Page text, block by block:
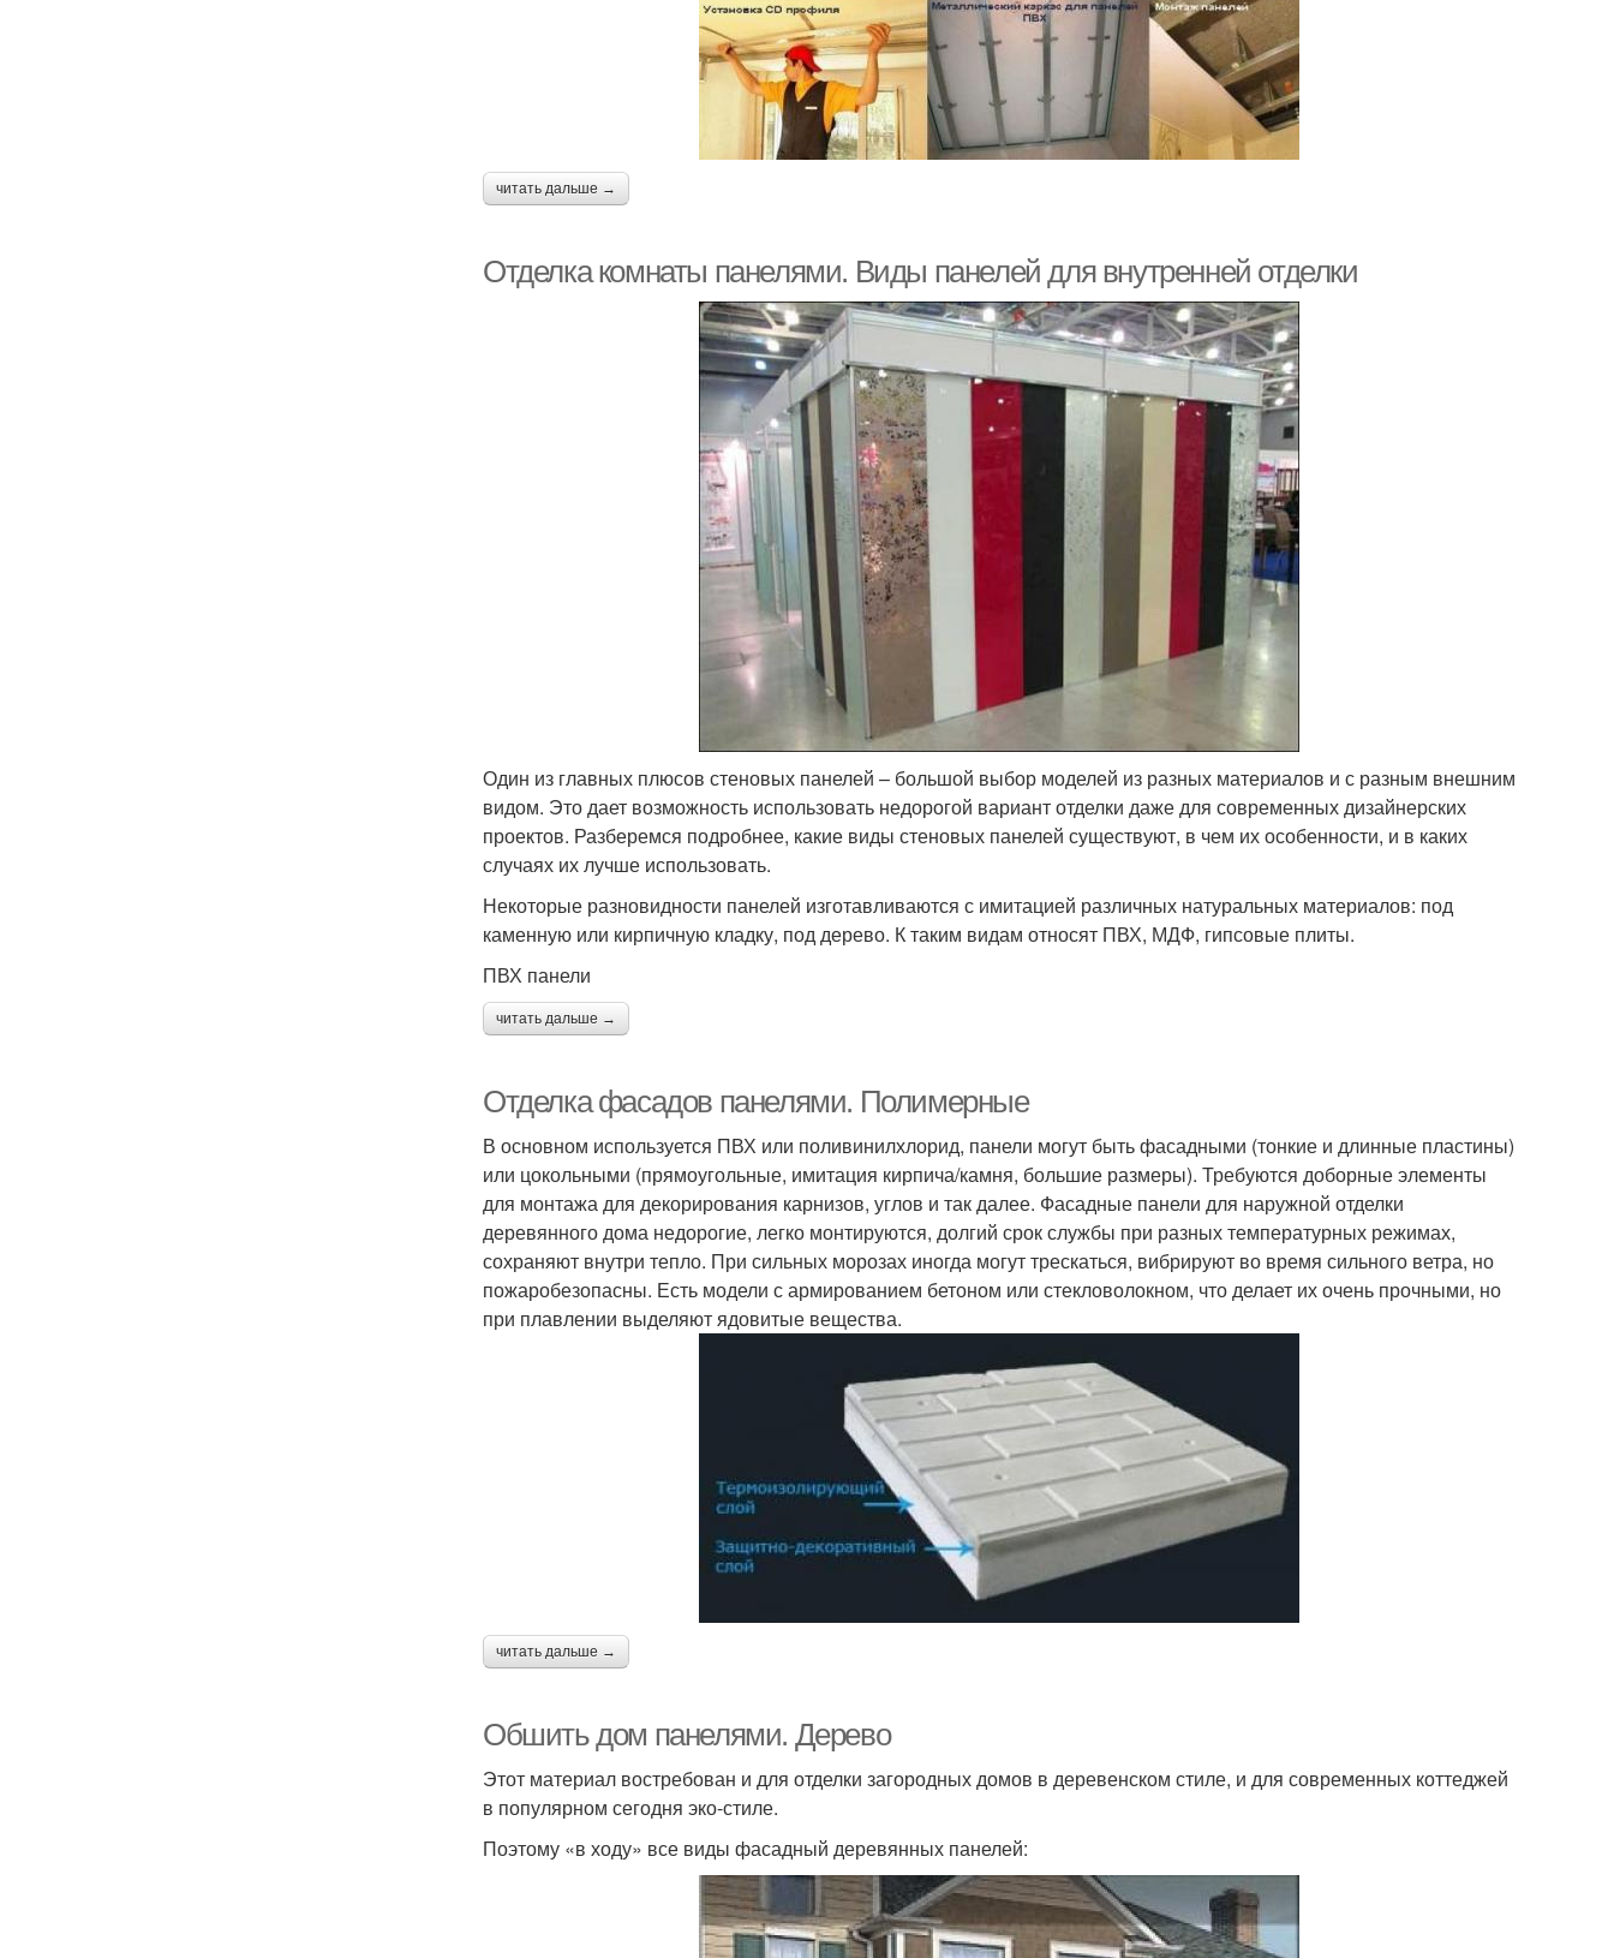
читать дальше →
Отделка комнаты панелями. Виды панелей для внутренней отделки
Один из главных плюсов стеновых панелей – большой выбор моделей из разных материалов и с разным внешним
видом. Это дает возможность использовать недорогой вариант отделки даже для современных дизайнерских
проектов. Разберемся подробнее, какие виды стеновых панелей существуют, в чем их особенности, и в каких
случаях их лучше использовать.
Некоторые разновидности панелей изготавливаются с имитацией различных натуральных материалов: под
каменную или кирпичную кладку, под дерево. К таким видам относят ПВХ, МДФ, гипсовые плиты.
ПВХ панели
читать дальше →
Отделка фасадов панелями. Полимерные
В основном используется ПВХ или поливинилхлорид, панели могут быть фасадными (тонкие и длинные пластины)
или цокольными (прямоугольные, имитация кирпича/камня, большие размеры). Требуются доборные элементы
для монтажа для декорирования карнизов, углов и так далее. Фасадные панели для наружной отделки
деревянного дома недорогие, легко монтируются, долгий срок службы при разных температурных режимах,
сохраняют внутри тепло. При сильных морозах иногда могут трескаться, вибрируют во время сильного ветра, но
пожаробезопасны. Есть модели с армированием бетоном или стекловолокном, что делает их очень прочными, но
при плавлении выделяют ядовитые вещества.
читать дальше →
Обшить дом панелями. Дерево
Этот материал востребован и для отделки загородных домов в деревенском стиле, и для современных коттеджей
в популярном сегодня эко-стиле.
Поэтому «в ходу» все виды фасадный деревянных панелей: